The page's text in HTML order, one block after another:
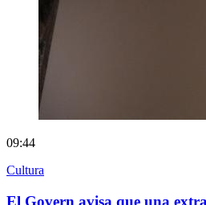
09:44
Cultura
El Govern avisa que una